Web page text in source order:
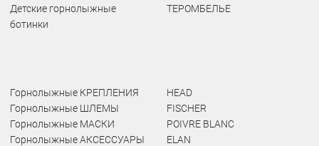
Детские горнолыжные
ботинки
ТЕРОМБЕЛЬЕ
Горнолыжные КРЕПЛЕНИЯ
Горнолыжные ШЛЕМЫ
Горнолыжные МАСКИ
Горнолыжные АКСЕССУАРЫ
HEAD
FISCHER
POIVRE BLANC
ELAN